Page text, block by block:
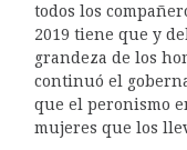
todos los
2019 tiene que y
grandeza de los
continuó el
que el peronismo
mujeres que los